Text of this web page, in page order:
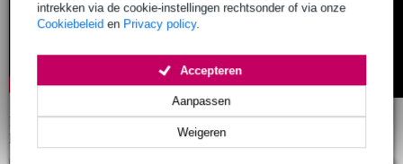
intrekken via de cookie-instellingen rechtsonder of via onze
Cookiebeleid en Privacy policy.
Weigeren
Aanpassen
Accepteren
Houd de productpagina in de gaten voor actuele levertijden en
prijzen.